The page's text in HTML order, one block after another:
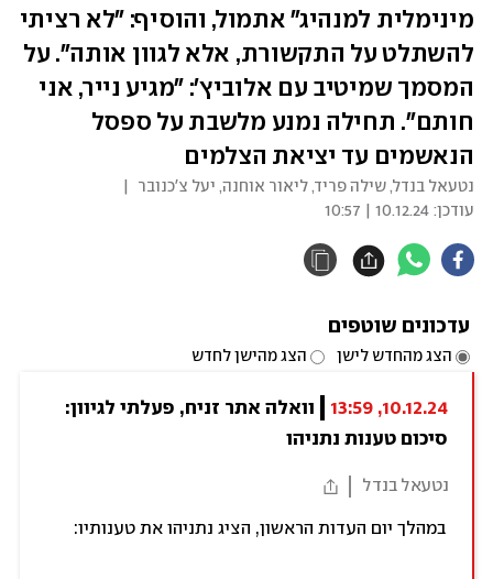
מינימלית למנהיג" אתמול, והוסיף: "לא רציתי
להשתלט על התקשורת, אלא לגוון אותה". על
המסמך שמיטיב עם אלוביץ': "מגיע נייר, אני
חותם". תחילה נמנע מלשבת על ספסל
הנאשמים עד יציאת הצלמים
נטעאל בנדל,שילה פריד,ליאור אוחנה, יעל צ'כנובר
עודכן: 10.12.24 | 10:57
עדכונים שוטפים
הצג מהחדש לישן הצג מהישן לחדש
10.12.24, 13:59
סיכום טענות נתניהו
נטעאל בנדל
במהלך יום העדות הראשון, הציג נתניהו את טענותיו: